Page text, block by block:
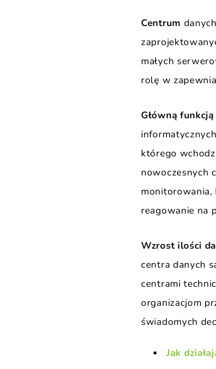
Centrum
małych
rolę w
Główną
którego
nowoczesnych
monitorowania,
reagowanie na
Wzrost ilości
centra danych
centrami
organizacjom
świadomych
Jak